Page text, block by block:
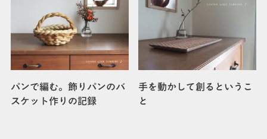
パンで編む。飾りパンのバ
スケット作りの記録
手を動かして創るというこ
と